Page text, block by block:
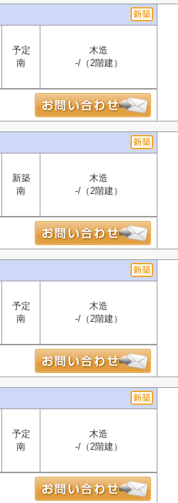
予定
南
木造
-/（2階建）
新築
南
木造
-/（2階建）
予定
南
木造
-/（2階建）
予定
南
木造
-/（2階建）